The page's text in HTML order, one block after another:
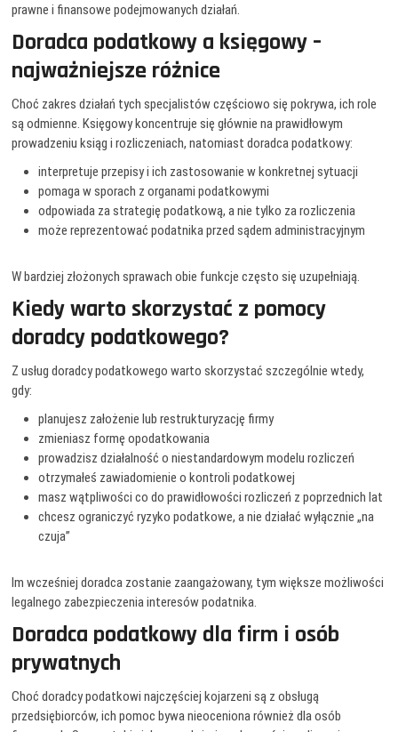
prawne i finansowe podejmowanych działań.
Doradca podatkowy a księgowy –
najważniejsze różnice
Choć zakres działań tych specjalistów częściowo się pokrywa, ich role
są odmienne. Księgowy koncentruje się głównie na prawidłowym
prowadzeniu ksiąg i rozliczeniach, natomiast doradca podatkowy:
interpretuje przepisy i ich zastosowanie w konkretnej sytuacji
pomaga w sporach z organami podatkowymi
odpowiada za strategię podatkową, a nie tylko za rozliczenia
może reprezentować podatnika przed sądem administracyjnym
W bardziej złożonych sprawach obie funkcje często się uzupełniają.
Kiedy warto skorzystać z pomocy
doradcy podatkowego?
Z usług doradcy podatkowego warto skorzystać szczególnie wtedy,
gdy:
planujesz założenie lub restrukturyzację firmy
zmieniasz formę opodatkowania
prowadzisz działalność o niestandardowym modelu rozliczeń
otrzymałeś zawiadomienie o kontroli podatkowej
masz wątpliwości co do prawidłowości rozliczeń z poprzednich lat
chcesz ograniczyć ryzyko podatkowe, a nie działać wyłącznie „na
czuja”
Im wcześniej doradca zostanie zaangażowany, tym większe możliwości
legalnego zabezpieczenia interesów podatnika.
Doradca podatkowy dla firm i osób
prywatnych
Choć doradcy podatkowi najczęściej kojarzeni są z obsługą
przedsiębiorców, ich pomoc bywa nieoceniona również dla osób